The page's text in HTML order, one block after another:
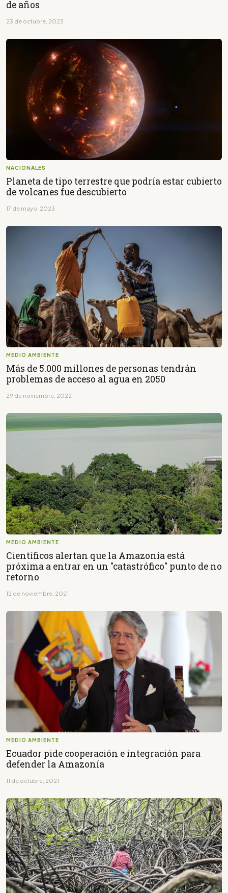
de años
23 de octubre, 2023
NACIONALES
Planeta de tipo terrestre que podría estar cubierto
de volcanes fue descubierto
17 de mayo, 2023
MEDIO AMBIENTE
Más de 5.000 millones de personas tendrán
problemas de acceso al agua en 2050
29 de noviembre, 2022
MEDIO AMBIENTE
Científicos alertan que la Amazonía está
próxima a entrar en un "catastrófico" punto de no
retorno
12 de noviembre, 2021
MEDIO AMBIENTE
Ecuador pide cooperación e integración para
defender la Amazonía
11 de octubre, 2021